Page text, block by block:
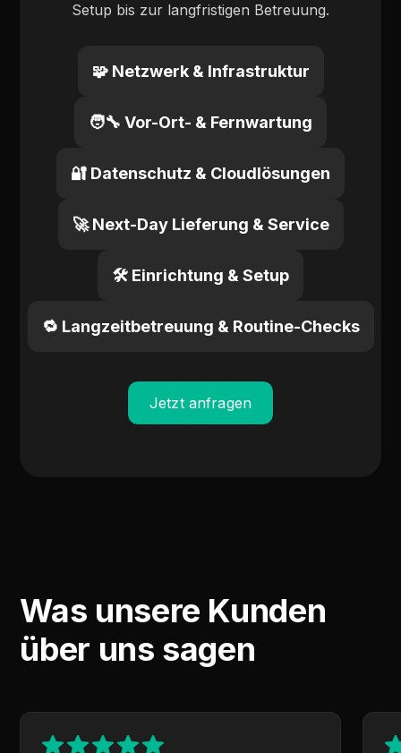
Setup bis zur langfristigen Betreuung.
🧩 Netzwerk & Infrastruktur
🧑🔧 Vor-Ort- & Fernwartung
🔐 Datenschutz & Cloudlösungen
🚀 Next-Day Lieferung & Service
🛠️ Einrichtung & Setup
🔁 Langzeitbetreuung & Routine-Checks
Jetzt anfragen
Was unsere Kunden
über uns sagen